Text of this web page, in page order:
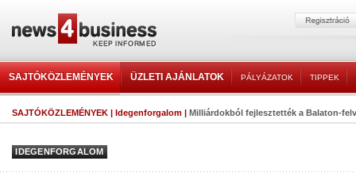
SAJTÓKÖZLEMÉNYEK ÜZLETI AJÁNLATOK PÁLYÁZATOK TIPPEK
SAJTÓKÖZLEMÉNYEK | Idegenforgalom | Milliárdokból fejlesztették a Balaton-
IDEGENFORGALOM